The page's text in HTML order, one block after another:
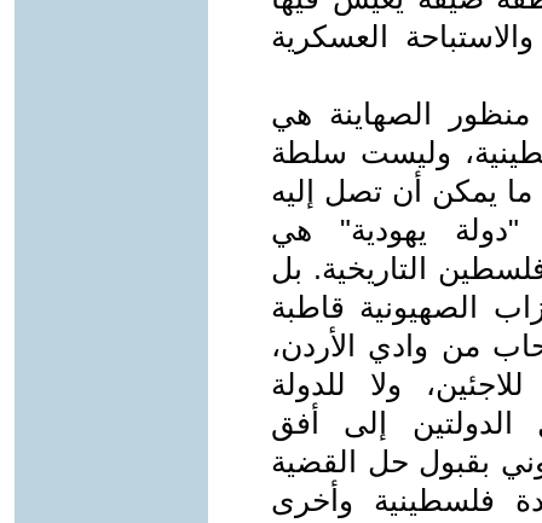
العسكرية
الصهاينة هي
وليست سلطة
يمكن أن تصل إليه
"دولة يهودية" هي
التاريخية. بل
الصهيونية قاطبة
من وادي الأردن،
ولا للدولة
الدولتين إلى أفق
بقبول حل القضية
فلسطينية وأخرى